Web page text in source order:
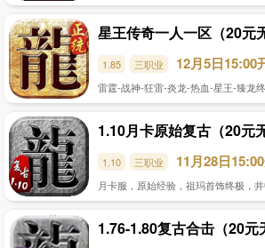
星王传奇一人一区（20元
1.85 三职业 12月5日15:00
雷霆-战神-狂雷-炎龙-热血-星王-臻龙
1.10月卡原始复古（20元
1.10 三职业 11月28日
月卡服，原始经验，祖玛首饰终极，
1.76-1.80复古合击（20元